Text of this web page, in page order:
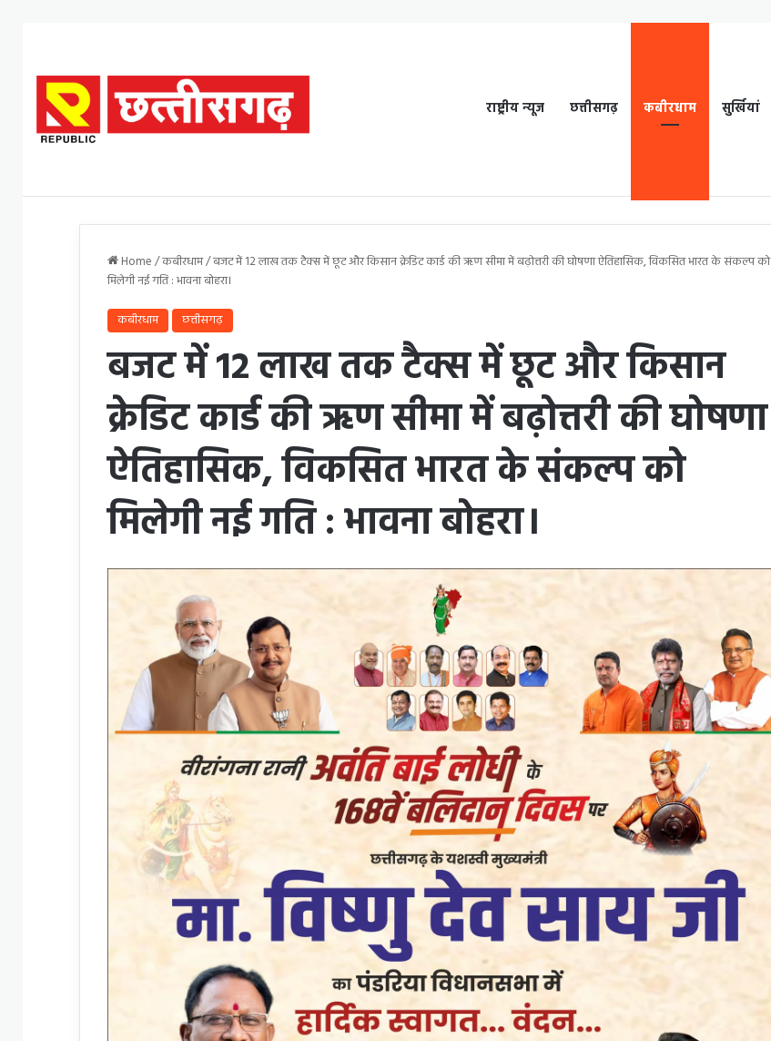
राष्ट्रीय न्यूज छत्तीसगढ़ कबीरधाम सुर्खियां
Home/कबीरधाम/बजट में 12 लाख तक टैक्स में छूट और किसान क्रेडिट कार्ड की ऋण सीमा में बढ़ोत्तरी की घोषणा ऐतिहासिक, विकसित भारत के संकल्प को
मिलेगी नई गति : भावना बोहरा।
कबीरधाम छत्तीसगढ़
बजट में 12 लाख तक टैक्स में छूट और किसान
क्रेडिट कार्ड की ऋण सीमा में बढ़ोत्तरी की घोषणा
ऐतिहासिक, विकसित भारत के संकल्प को
मिलेगी नई गति : भावना बोहरा।